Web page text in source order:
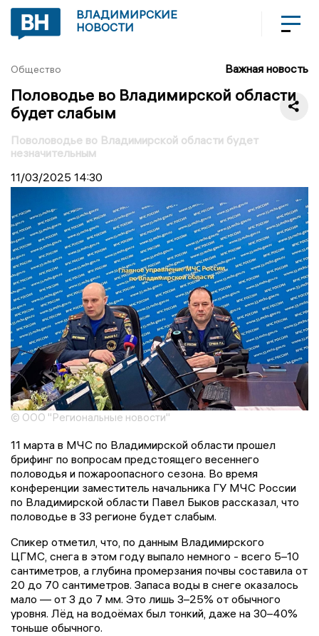
ВЛАДИМИРСКИЕ
НОВОСТИ
Общество Важная новость
Половодье во Владимирской области
будет слабым
Поволоводье во Владимирской области будет
незначительным
11/03/2025 14:30
© ООО "Региональные новости"
11 марта в МЧС по Владимирской области прошел
брифинг по вопросам предстоящего весеннего
половодья и пожароопасного сезона. Во время
конференции заместитель начальника ГУ МЧС России
по Владимирской области Павел Быков рассказал, что
половодье в 33 регионе будет слабым.
Спикер отметил, что, по данным Владимирского
ЦГМС, снега в этом году выпало немного - всего 5–10
сантиметров, а глубина промерзания почвы составила от
20 до 70 сантиметров. Запаса воды в снеге оказалось
мало — от 3 до 7 мм. Это лишь 3–25% от обычного
уровня. Лёд на водоёмах был тонкий, даже на 30–40%
тоньше обычного.